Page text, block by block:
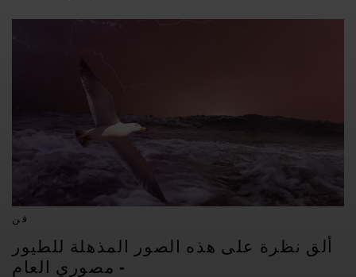
فن
ألق نظرة على هذه الصور المذهلة للطيور
- مصوري العام